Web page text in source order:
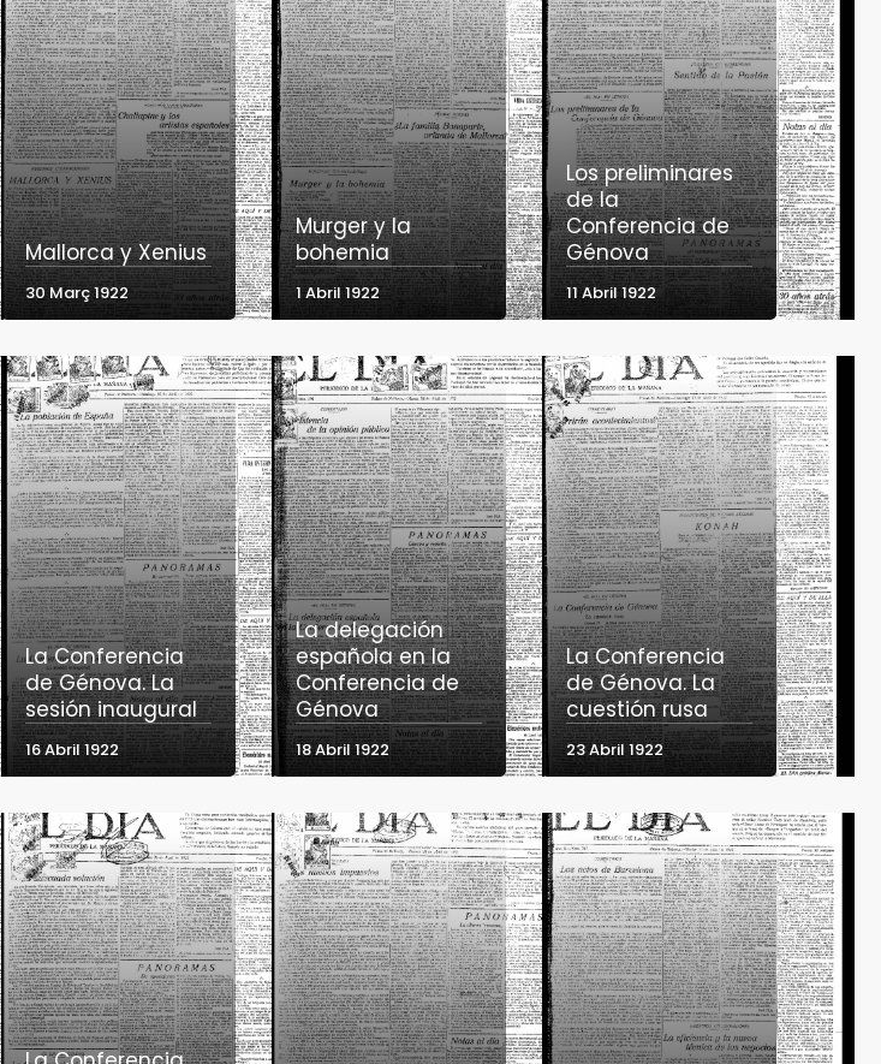
Mallorca y Xenius
30 Març 1922
Murger y la
bohemia
1 Abril 1922
Los preliminares
de la
Conferencia de
Génova
11 Abril 1922
La Conferencia
de Génova. La
sesión inaugural
16 Abril 1922
La delegación
española en la
Conferencia de
Génova
18 Abril 1922
La Conferencia
de Génova. La
cuestión rusa
23 Abril 1922